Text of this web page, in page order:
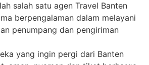
salah satu agen Travel Banten
berpengalaman dalam melayani
penumpang dan pengiriman
yang ingin pergi dari Banten